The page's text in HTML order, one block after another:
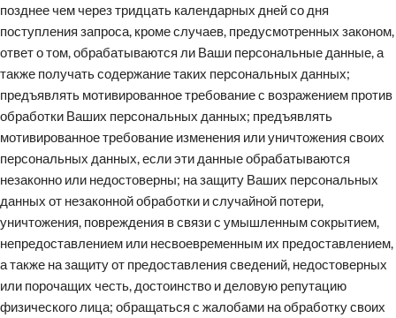
позднее чем через тридцать календарных дней со дня
поступления запроса, кроме случаев, предусмотренных законом,
ответ о том, обрабатываются ли Ваши персональные данные, а
также получать содержание таких персональных данных;
предъявлять мотивированное требование с возражением против
обработки Ваших персональных данных; предъявлять
мотивированное требование изменения или уничтожения своих
персональных данных, если эти данные обрабатываются
незаконно или недостоверны; на защиту Ваших персональных
данных от незаконной обработки и случайной потери,
уничтожения, повреждения в связи с умышленным сокрытием,
непредоставлением или несвоевременным их предоставлением,
а также на защиту от предоставления сведений, недостоверных
или порочащих честь, достоинство и деловую репутацию
физического лица; обращаться с жалобами на обработку своих